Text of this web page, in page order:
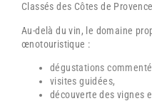
Classés des Côtes de
Au-delà du vin, le domaine
œnotouristique :
dégustations
visites guidées,
découverte des vignes